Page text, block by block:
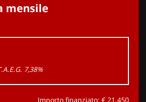
mensile
7,38%
Importo finanziato: € 21.450